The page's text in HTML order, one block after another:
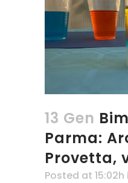
13 Gen
Parma:
Provetta,
Posted at 15:02h